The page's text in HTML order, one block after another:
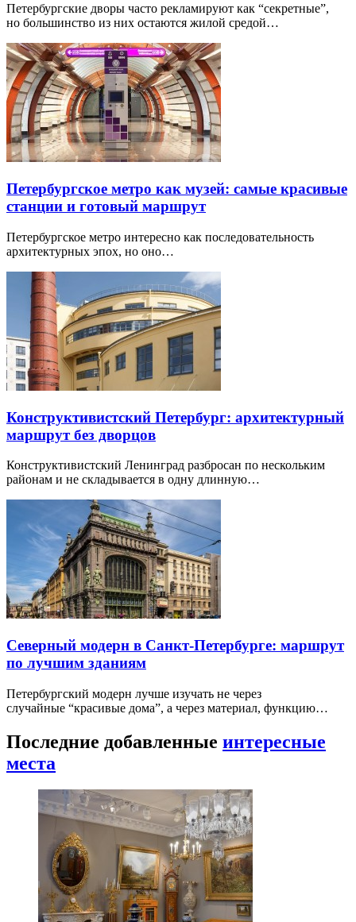
Петербургские дворы часто рекламируют как “секретные”,
но большинство из них остаются жилой средой…
Петербургское метро как музей: самые красивые
станции и готовый маршрут
Петербургское метро интересно как последовательность
архитектурных эпох, но оно…
Конструктивистский Петербург: архитектурный
маршрут без дворцов
Конструктивистский Ленинград разбросан по нескольким
районам и не складывается в одну длинную…
Северный модерн в Санкт-Петербурге: маршрут
по лучшим зданиям
Петербургский модерн лучше изучать не через
случайные “красивые дома”, а через материал, функцию…
Последние добавленные интересные
места